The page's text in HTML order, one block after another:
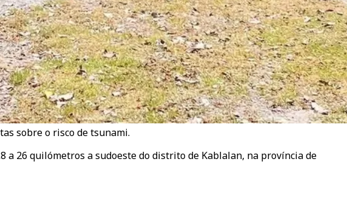
sobre o risco de tsunami.
a 26 quilómetros a sudoeste do distrito de Kablalan, na província de